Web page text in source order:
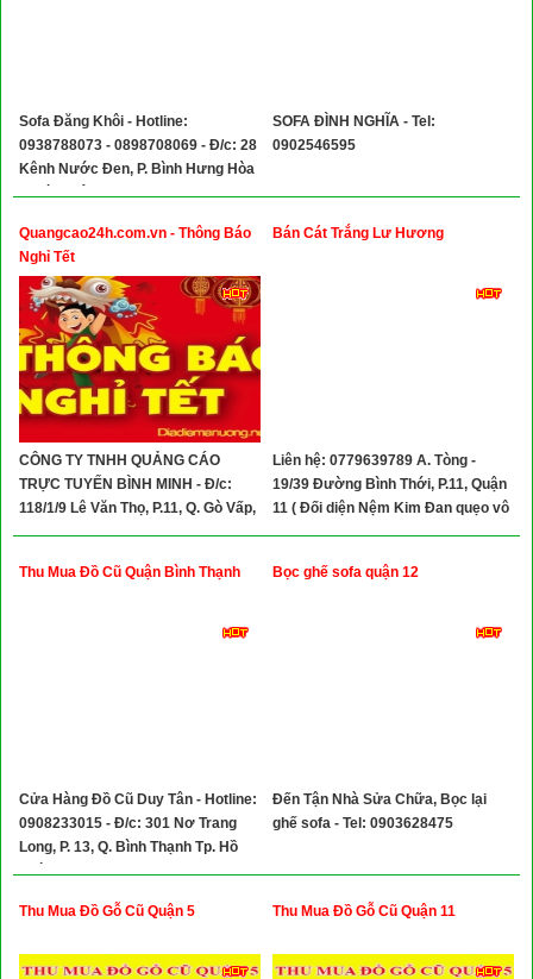
Sofa Đăng Khôi - Hotline:
0938788073 - 0898708069 - Đ/c: 28
Kênh Nước Đen, P. Bình Hưng Hòa
A, Bình Tân
SOFA ĐÌNH NGHĨA - Tel:
0902546595
Quangcao24h.com.vn - Thông Báo
Nghỉ Tết
CÔNG TY TNHH QUẢNG CÁO
TRỰC TUYẾN BÌNH MINH - Đ/c:
118/1/9 Lê Văn Thọ, P.11, Q. Gò Vấp,
TP.HCM
Bán Cát Trắng Lư Hương
Liên hệ: 0779639789 A. Tòng -
19/39 Đường Bình Thới, P.11, Quận
11 ( Đối diện Nệm Kim Đan quẹo vô
70m)
Thu Mua Đồ Cũ Quận Bình Thạnh
Cửa Hàng Đồ Cũ Duy Tân - Hotline:
0908233015 - Đ/c: 301 Nơ Trang
Long, P. 13, Q. Bình Thạnh Tp. Hồ
Chí Minh
Bọc ghế sofa quận 12
Đến Tận Nhà Sửa Chữa, Bọc lại
ghế sofa - Tel: 0903628475
Thu Mua Đồ Gỗ Cũ Quận 5 Thu Mua Đồ Gỗ Cũ Quận 11